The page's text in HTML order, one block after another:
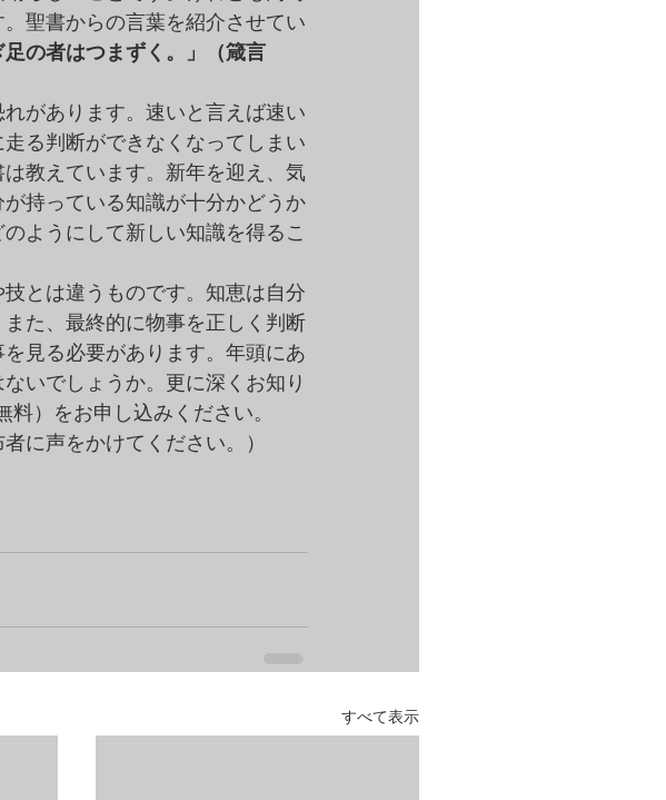
聖書からの言葉を紹介させてい
の者はつまずく。」（箴言
があります。速いと言えば速い
る判断ができなくなってしまい
教えています。新年を迎え、気
持っている知識が十分かどうか
ようにして新しい知識を得るこ
とは違うものです。知恵は自分
た、最終的に物事を正しく判断
見る必要があります。年頭にあ
いでしょうか。更に深くお知り
）をお申し込みください。
に声をかけてください。）
すべて表示